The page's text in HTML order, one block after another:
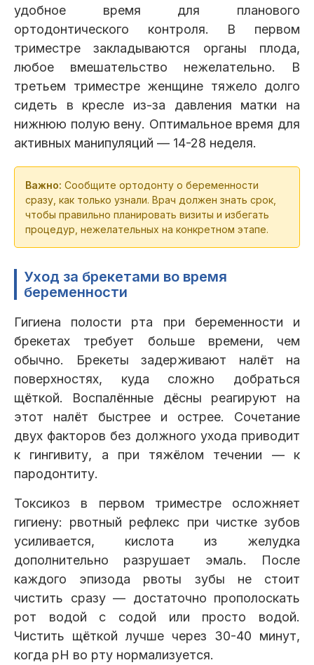
удобное время для планового
ортодонтического контроля. В первом
триместре закладываются органы плода,
любое вмешательство нежелательно. В
третьем триместре женщине тяжело долго
сидеть в кресле из-за давления матки на
нижнюю полую вену. Оптимальное время для
активных манипуляций — 14-28 неделя.
Важно: Сообщите ортодонту о беременности
сразу, как только узнали. Врач должен знать срок,
чтобы правильно планировать визиты и избегать
процедур, нежелательных на конкретном этапе.
Уход за брекетами во время
беременности
Гигиена полости рта при беременности и
брекетах требует больше времени, чем
обычно. Брекеты задерживают налёт на
поверхностях, куда сложно добраться
щёткой. Воспалённые дёсны реагируют на
этот налёт быстрее и острее. Сочетание
двух факторов без должного ухода приводит
к гингивиту, а при тяжёлом течении — к
пародонтиту.
Токсикоз в первом триместре осложняет
гигиену: рвотный рефлекс при чистке зубов
усиливается, кислота из желудка
дополнительно разрушает эмаль. После
каждого эпизода рвоты зубы не стоит
чистить сразу — достаточно прополоскать
рот водой с содой или просто водой.
Чистить щёткой лучше через 30-40 минут,
когда pH во рту нормализуется.